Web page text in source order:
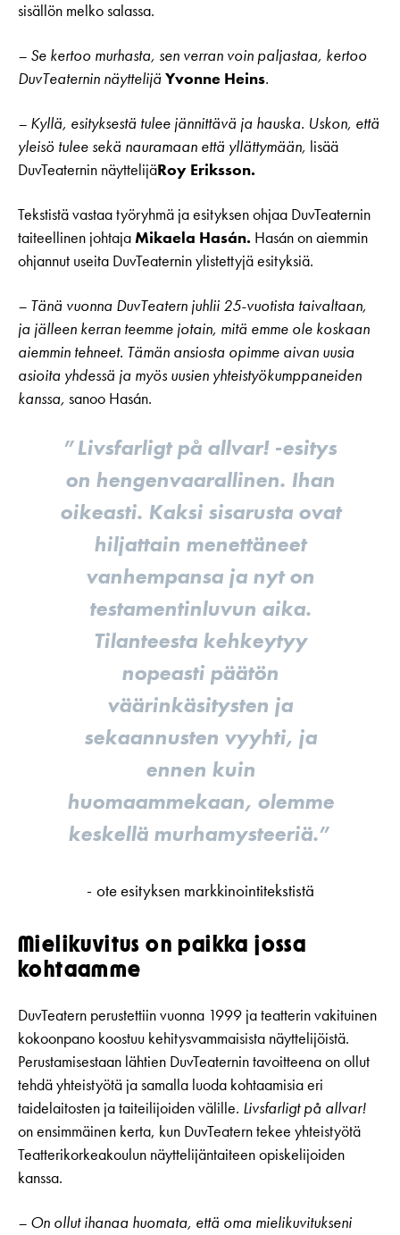
sisällön melko salassa.
– Se kertoo murhasta, sen verran voin paljastaa, kertoo
DuvTeaternin näyttelijäYvonne Heins.
– Kyllä, esityksestä tulee jännittävä ja hauska. Uskon, että
yleisö tulee sekä nauramaan että yllättymään, lisää
DuvTeaternin näyttelijäRoy Eriksson.
Tekstistä vastaa työryhmä ja esityksen ohjaa DuvTeaternin
taiteellinen johtajaMikaela Hasán. Hasán on aiemmin
ohjannut useita DuvTeaternin ylistettyjä esityksiä.
– Tänä vuonna DuvTeatern juhlii 25-vuotista taivaltaan,
ja jälleen kerran teemme jotain, mitä emme ole koskaan
aiemmin tehneet. Tämän ansiosta opimme aivan uusia
asioita yhdessä ja myös uusien yhteistyökumppaneiden
kanssa, sanoo Hasán.
Livsfarligt på allvar! -esitys
on hengenvaarallinen. Ihan
oikeasti. Kaksi sisarusta ovat
hiljattain menettäneet
vanhempansa ja nyt on
testamentinluvun aika.
Tilanteesta kehkeytyy
nopeasti päätön
väärinkäsitysten ja
sekaannusten vyyhti, ja
ennen kuin
huomaammekaan, olemme
keskellä murhamysteeriä.
ote esityksen markkinointitekstistä
Mielikuvitus on paikka jossa
kohtaamme
DuvTeatern perustettiin vuonna 1999 ja teatterin vakituinen
kokoonpano koostuu kehitysvammaisista näyttelijöistä.
Perustamisestaan lähtien DuvTeaternin tavoitteena on ollut
tehdä yhteistyötä ja samalla luoda kohtaamisia eri
taidelaitosten ja taiteilijoiden välille. Livsfarligt på allvar!
on ensimmäinen kerta, kun DuvTeatern tekee yhteistyötä
Teatterikorkeakoulun näyttelijäntaiteen opiskelijoiden
kanssa.
– On ollut ihanaa huomata, että oma mielikuvitukseni